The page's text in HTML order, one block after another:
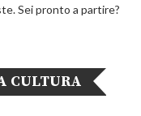
Sei pronto a partire?
CULTURA